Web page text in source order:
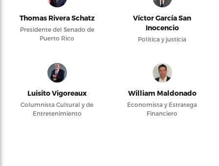
Thomas Rivera Schatz
Presidente del Senado de
Puerto Rico
Víctor García San
Inocencio
Política y justicia
Luisito Vigoreaux
Columnista Cultural y de
Entretenimiento
William Maldonado
Economista y Estratega
Financiero